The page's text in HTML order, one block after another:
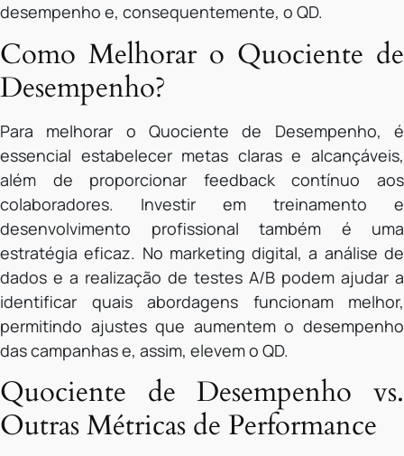
desempenho e, consequentemente, o QD.
Como Melhorar o Quociente de
Desempenho?
Para melhorar o Quociente de Desempenho, é
essencial estabelecer metas claras e alcançáveis,
além de proporcionar feedback contínuo aos
colaboradores. Investir em treinamento e
desenvolvimento profissional também é uma
estratégia eficaz. No marketing digital, a análise de
dados e a realização de testes A/B podem ajudar a
identificar quais abordagens funcionam melhor,
permitindo ajustes que aumentem o desempenho
das campanhas e, assim, elevem o QD.
Quociente de Desempenho vs.
Outras Métricas de Performance